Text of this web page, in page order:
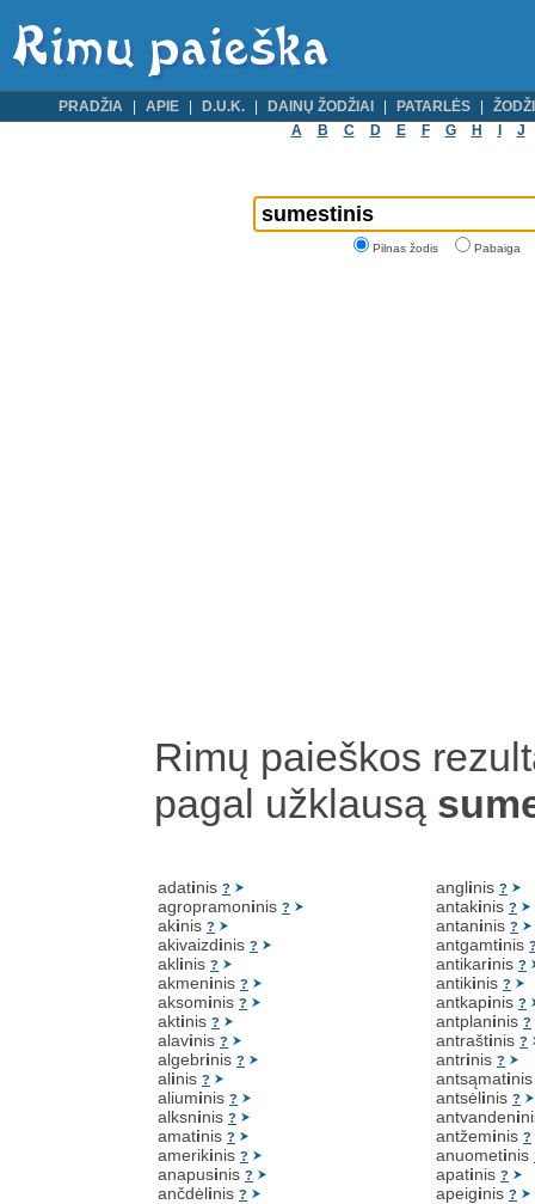
PRADŽIA APIE D.U.K. DAINŲ ŽODŽIAI PATARLĖS
A
B C D E F G H J
Pilnas žodis Pabaiga
Rimų paieškos
pagal užklausą
adatinis ?
agropramoninis ?
akinis ?
akivaizdinis ?
aklinis ?
akmeninis ?
aksominis ?
aktinis ?
alavinis ?
algebrinis ?
alinis ?
aliuminis ?
alksninis ?
amatinis ?
amerikinis ?
anapusinis ?
ančdėlinis ?
anglinis ?
antakinis ?
antaninis ?
antgamtinis
antikarinis ?
antikinis ?
antkapinis ?
antplaninis ?
antraštinis ?
antrinis ?
antsąmati
antsėlinis ?
antvandeni
antžeminis ?
anuometinis
apatinis ?
apeiginis ?